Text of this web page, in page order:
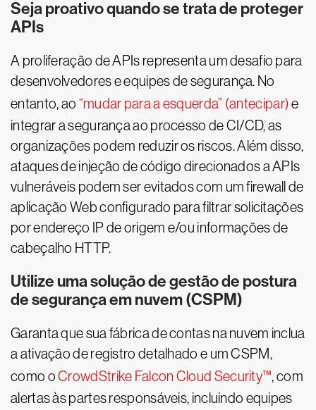
Seja proativo quando se trata de proteger
APIs
A proliferação de APIs representa um desafio para
desenvolvedores e equipes de segurança. No
entanto, ao “mudar para a esquerda” (antecipar)e
integrar a segurança ao processo de CI/CD, as
organizações podem reduzir os riscos. Além disso,
ataques de injeção de código direcionados a APIs
vulneráveis podem ser evitados com um firewall de
aplicação Web configurado para filtrar solicitações
por endereço IP de origem e/ou informações de
cabeçalho HTTP.
Utilize uma solução de gestão de postura
de segurança em nuvem (CSPM)
Garanta que sua fábrica de contas na nuvem inclua
a ativação de registro detalhado e um CSPM,
como oCrowdStrike Falcon Cloud Security™, com
alertas às partes responsáveis, incluindo equipes